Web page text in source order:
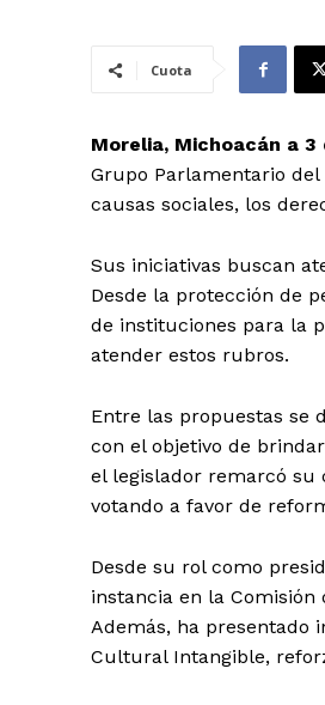
Cuota
Morelia, Michoacán a 3
Grupo Parlamentario del
causas sociales, los
Sus iniciativas buscan
Desde la protección de
de instituciones para la
atender estos rubros.
Entre las propuestas se
con el objetivo de
el legislador remarcó su
votando a favor de
Desde su rol como
instancia en la
Además, ha presentado
Cultural Intangible,